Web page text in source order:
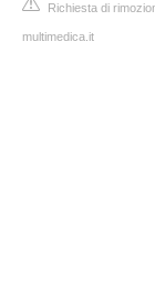
Richiesta di
multimedica.it